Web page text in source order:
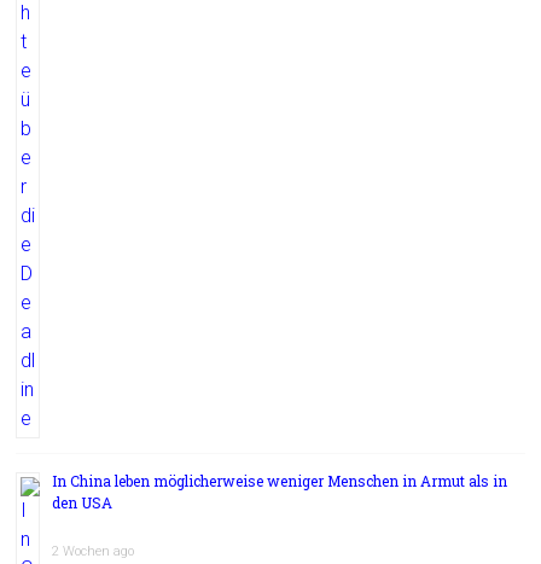
In China leben möglicherweise weniger Menschen in Armut als in
den USA
2 Wochen ago